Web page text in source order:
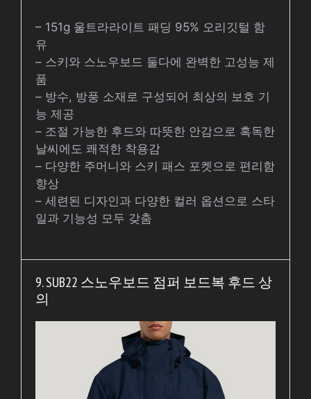
– 151g 울트라라이트 패딩 95% 오리깃털 함
유
– 스키와 스노우보드 둘다에 완벽한 고성능 제
품
– 방수, 방풍 소재로 구성되어 최상의 보호 기
능 제공
– 조절 가능한 후드와 따뜻한 안감으로 혹독한
날씨에도 쾌적한 착용감
– 다양한 주머니와 스키 패스 포켓으로 편리함
향상
– 세련된 디자인과 다양한 컬러 옵션으로 스타
일과 기능성 모두 갖춤
9. SUB22 스노우보드 점퍼 보드복 후드 상
의